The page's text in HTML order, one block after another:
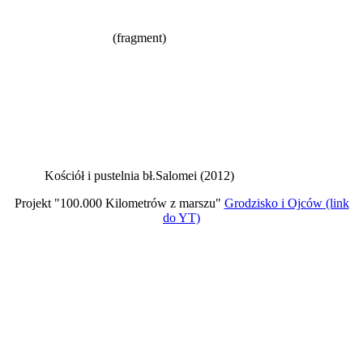
(fragment)
Kościół i pustelnia bł.Salomei (2012)
Projekt "100.000 Kilometrów z marszu" Grodzisko i Ojców (link
do YT)